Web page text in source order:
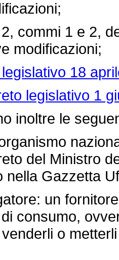
commi 1 e 2,
modificazioni;
18
legislativo 1
inoltre le
del Ministro
nella Gazzetta
un
consumo,
o